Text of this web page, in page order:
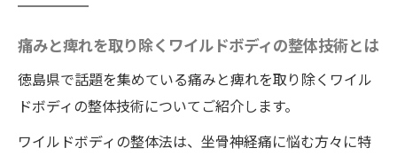
痛みと痺れを取り除くワイルドボディの整体技術とは
徳島県で話題を集めている痛みと痺れを取り除くワイル
ドボディの整体技術についてご紹介します。
ワイルドボディの整体法は、坐骨神経痛に悩む方々に特